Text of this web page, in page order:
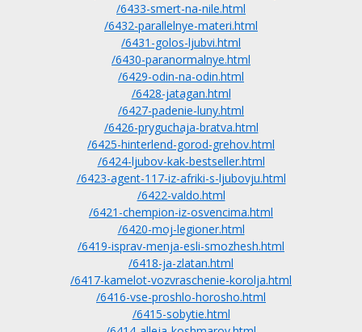
/6433-smert-na-nile.html
/6432-parallelnye-materi.html
/6431-golos-ljubvi.html
/6430-paranormalnye.html
/6429-odin-na-odin.html
/6428-jatagan.html
/6427-padenie-luny.html
/6426-pryguchaja-bratva.html
/6425-hinterlend-gorod-grehov.html
/6424-ljubov-kak-bestseller.html
/6423-agent-117-iz-afriki-s-ljubovju.html
/6422-valdo.html
/6421-chempion-iz-osvencima.html
/6420-moj-legioner.html
/6419-isprav-menja-esli-smozhesh.html
/6418-ja-zlatan.html
/6417-kamelot-vozvraschenie-korolja.html
/6416-vse-proshlo-horosho.html
/6415-sobytie.html